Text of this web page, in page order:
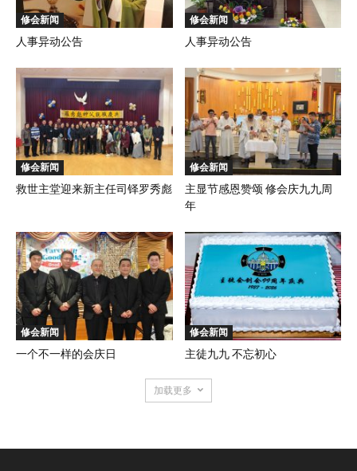
修会新闻
人事异动公告
修会新闻
人事异动公告
修会新闻
救世主堂迎来新主任司铎罗秀彪
修会新闻
主显节感恩赞颂 修会庆九九周
年
修会新闻
一个不一样的会庆日
修会新闻
主徒九九 不忘初心
加载更多